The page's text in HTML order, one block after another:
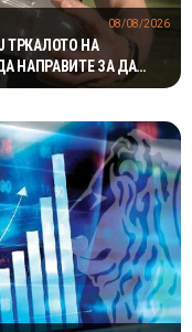
ТРКАЛОТО НА
НАПРАВИТЕ ЗА ДА
08/08/2026